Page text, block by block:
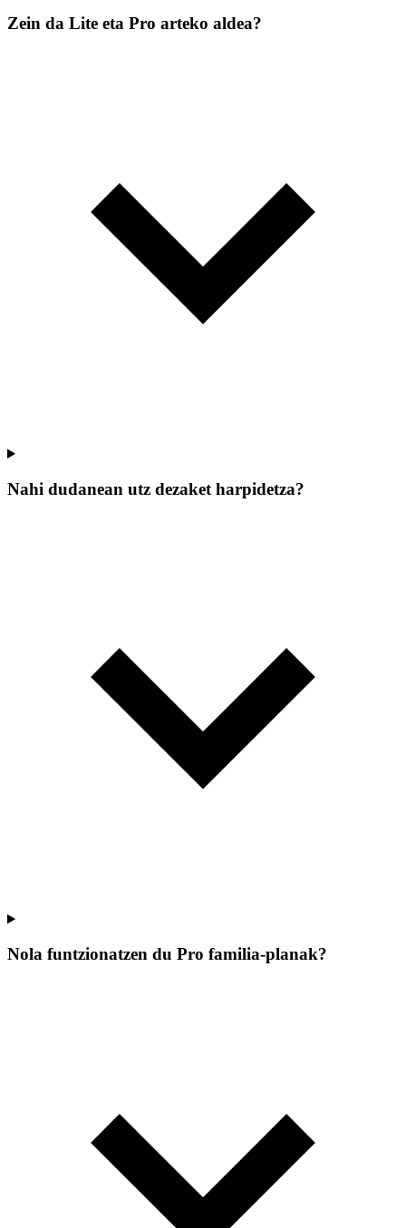
Zein da Lite eta Pro arteko aldea?
Nahi dudanean utz dezaket harpidetza?
Nola funtzionatzen du Pro familia-planak?